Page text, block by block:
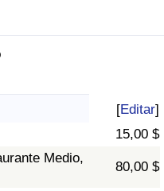
[Editar]
15,00 $
Medio,
80,00 $
por País